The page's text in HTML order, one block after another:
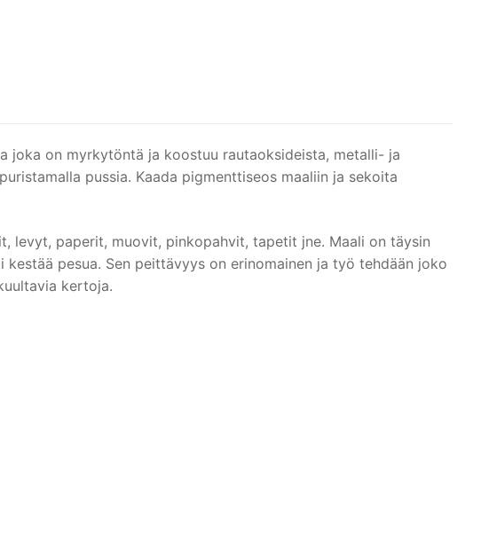
joka on myrkytöntä ja koostuu rautaoksideista, metalli- ja
pussia. Kaada pigmenttiseos maaliin ja sekoita
levyt, paperit, muovit, pinkopahvit, tapetit jne. Maali on täysin
pesua. Sen peittävyys on erinomainen ja työ tehdään joko
kertoja.